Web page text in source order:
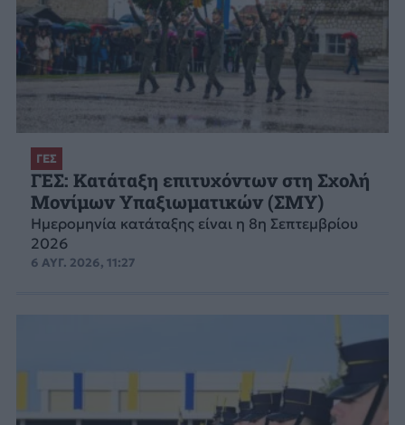
ΓΕΣ
ΓΕΣ: Κατάταξη επιτυχόντων στη Σχολή
Μονίμων Υπαξιωματικών (ΣΜΥ)
Ημερομηνία κατάταξης είναι η 8η Σεπτεμβρίου
2026
6 ΑΥΓ. 2026, 11:27